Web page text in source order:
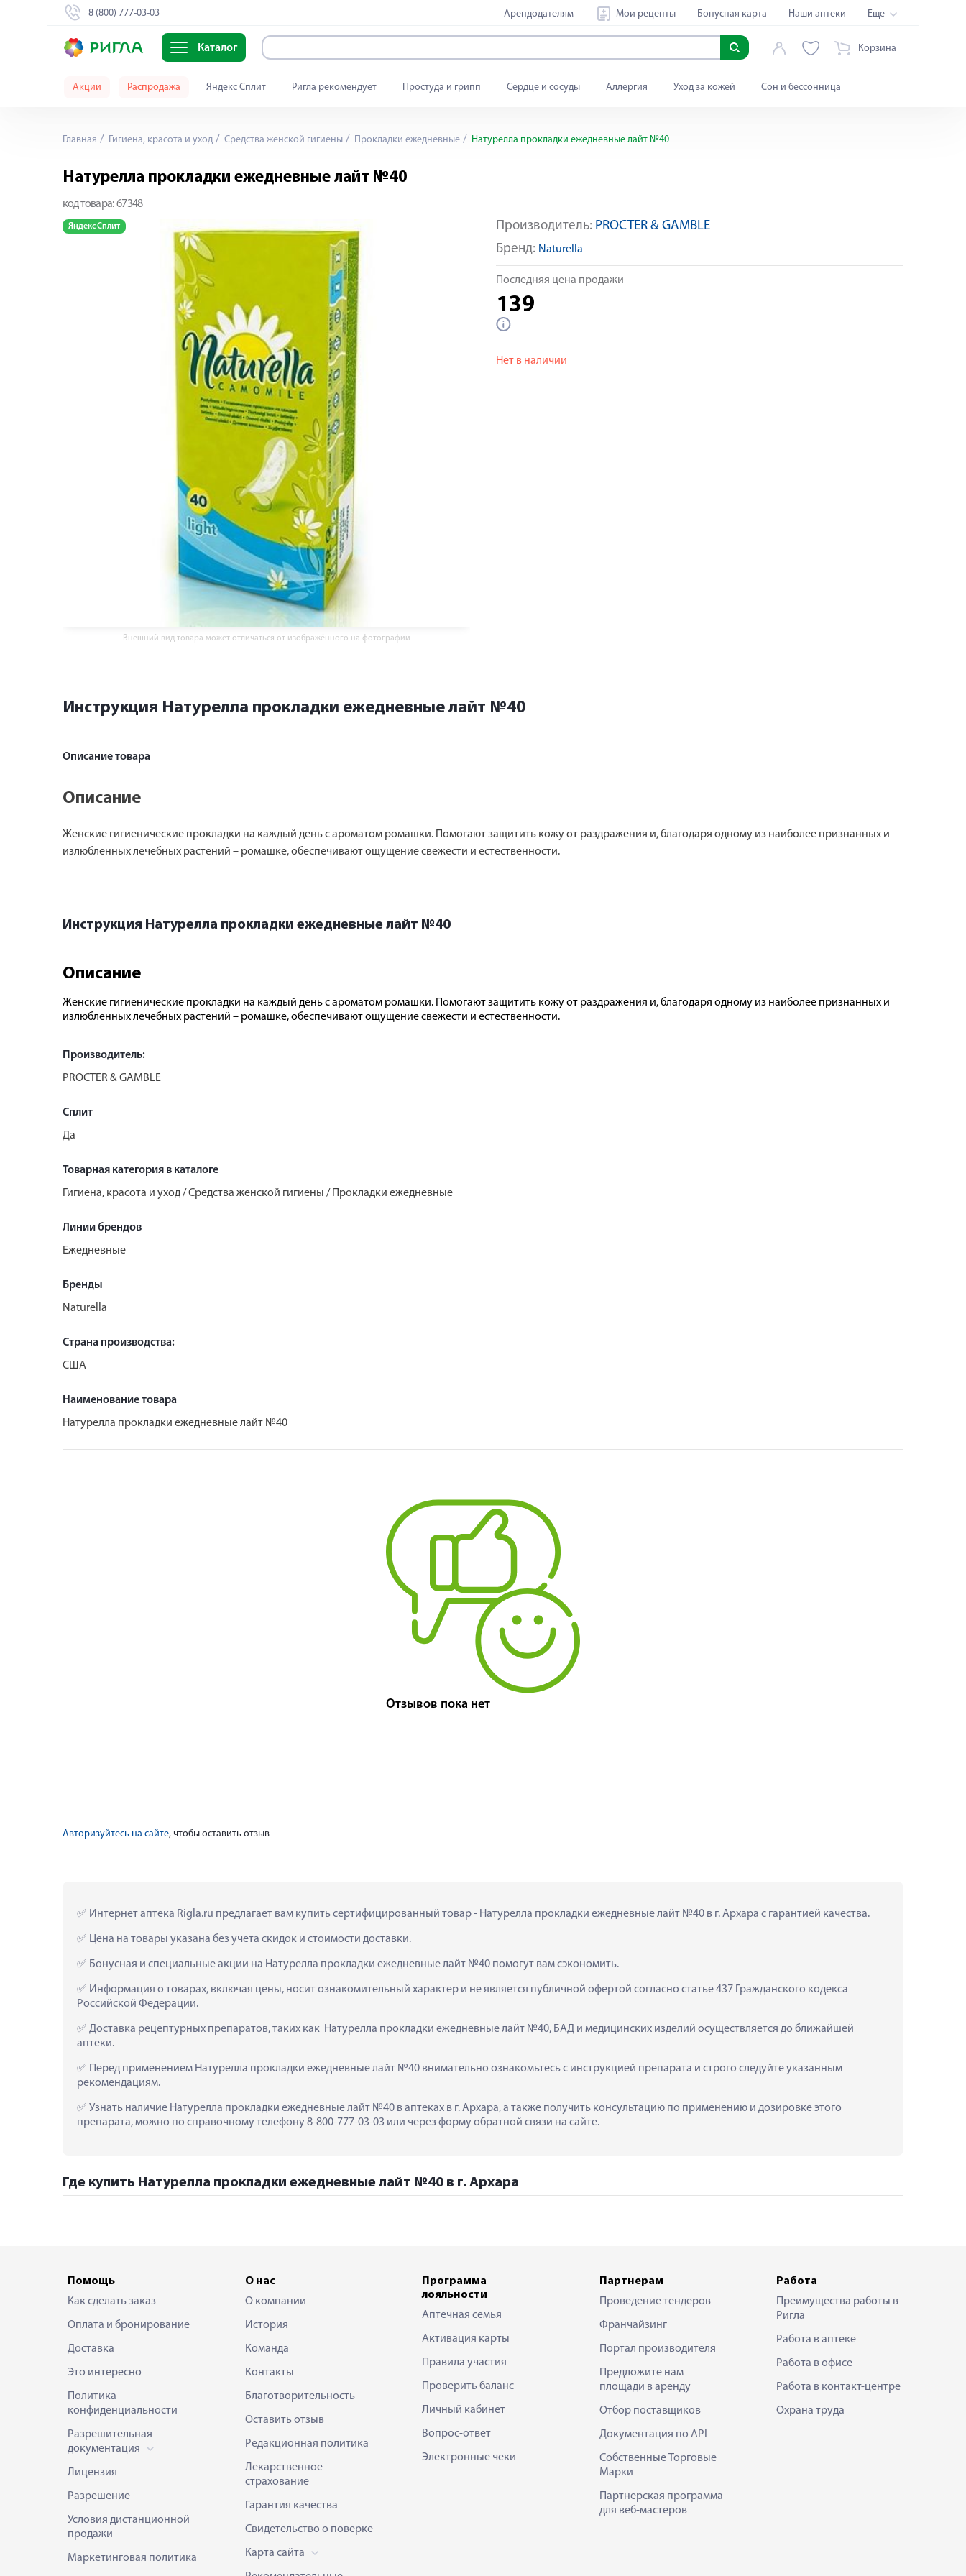
8 (800) 777-03-03 Арендодателям Мои рецепты Бонусная карта Наши аптеки Еще
Каталог Корзина
Акции Распродажа Яндекс Сплит Ригла рекомендует Простуда и грипп Сердце и сосуды Аллергия Уход за кожей Сон и бессонница
Главная Гигиена, красота и уход Средства женской гигиены Прокладки ежедневные Натурелла прокладки ежедневные лайт №40
Натурелла прокладки ежедневные лайт №40
код товара: 67348
Яндекс Сплит
Внешний вид товара может отличаться от изображённого на фотографии
Производитель: PROCTER & GAMBLE
Бренд: Naturella
Последняя цена продажи
139
Нет в наличии
Инструкция Натурелла прокладки ежедневные лайт №40
Описание товара
Описание
Женские гигиенические прокладки на каждый день с ароматом ромашки. Помогают защитить кожу от раздражения и, благодаря одному из наиболее признанных и
излюбленных лечебных растений – ромашке, обеспечивают ощущение свежести и естественности.
Инструкция Натурелла прокладки ежедневные лайт №40
Описание
Женские гигиенические прокладки на каждый день с ароматом ромашки. Помогают защитить кожу от раздражения и, благодаря одному из наиболее признанных и
излюбленных лечебных растений – ромашке, обеспечивают ощущение свежести и естественности.
Производитель:
PROCTER & GAMBLE
Сплит
Да
Товарная категория в каталоге
Гигиена, красота и уход / Средства женской гигиены / Прокладки ежедневные
Линии брендов
Ежедневные
Бренды
Naturella
Страна производства:
США
Наименование товара
Натурелла прокладки ежедневные лайт №40
Отзывов пока нет
Авторизуйтесь на сайте, чтобы оставить отзыв
Интернет аптека Rigla.ru предлагает вам купить сертифицированный товар - Натурелла прокладки ежедневные лайт №40 в г. Архара с гарантией качества.
Цена на товары указана без учета скидок и стоимости доставки.
Бонусная и специальные акции на Натурелла прокладки ежедневные лайт №40 помогут вам сэкономить.
Информация о товарах, включая цены, носит ознакомительный характер и не является публичной офертой согласно статье 437 Гражданского кодекса
Российской Федерации.
Доставка рецептурных препаратов, таких как  Натурелла прокладки ежедневные лайт №40, БАД и медицинских изделий осуществляется до ближайшей
аптеки.
Перед применением Натурелла прокладки ежедневные лайт №40 внимательно ознакомьтесь с инструкцией препарата и строго следуйте указанным
рекомендациям.
Узнать наличие Натурелла прокладки ежедневные лайт №40 в аптеках в г. Архара, а также получить консультацию по применению и дозировке этого
препарата, можно по справочному телефону 8-800-777-03-03 или через форму обратной связи на сайте.
Где купить Натурелла прокладки ежедневные лайт №40 в г. Архара
Помощь
Как сделать заказ
Оплата и бронирование
Доставка
Это интересно
Политика
конфиденциальности
Разрешительная
документация
Лицензия
Разрешение
Условия дистанционной
продажи
Маркетинговая политика
О нас
О компании
История
Команда
Контакты
Благотворительность
Оставить отзыв
Редакционная политика
Лекарственное
страхование
Гарантия качества
Свидетельство о поверке
Карта сайта
Программа
лояльности
Аптечная семья
Активация карты
Правила участия
Проверить баланс
Личный кабинет
Вопрос-ответ
Электронные чеки
Партнерам
Проведение тендеров
Франчайзинг
Портал производителя
Предложите нам
площади в аренду
Отбор поставщиков
Документация по API
Собственные Торговые
Марки
Партнерская программа
для веб-мастеров
Работа
Преимущества работы в
Ригла
Работа в аптеке
Работа в офисе
Работа в контакт-центре
Охрана труда